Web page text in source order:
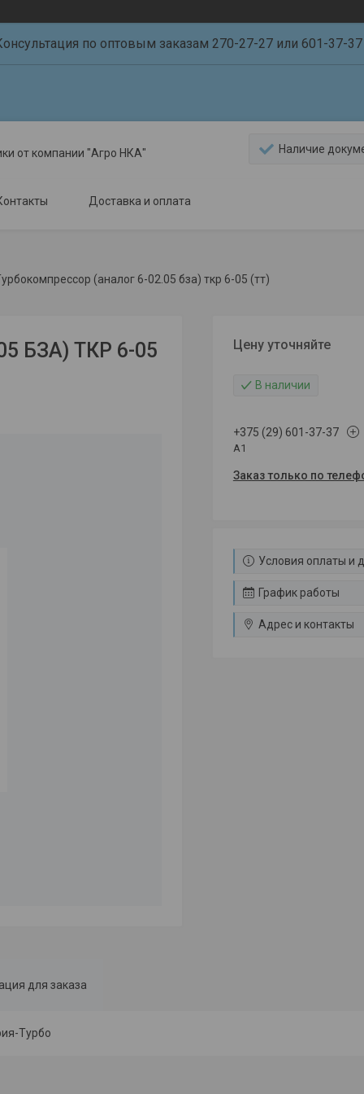
по оптовым заказам 270-27-27 или 601-37-37
от компании "Агро НКА" Наличие
Доставка и оплата
(аналог 6-02.05 бза) ткр 6-05 (тт)
БЗА) ТКР 6-05 Цену уточняйте
В наличии
+375 (29) 601-37-37
A1
Заказ только по
Условия оплаты и
График работы
Адрес и контакты
для заказа
Турбо